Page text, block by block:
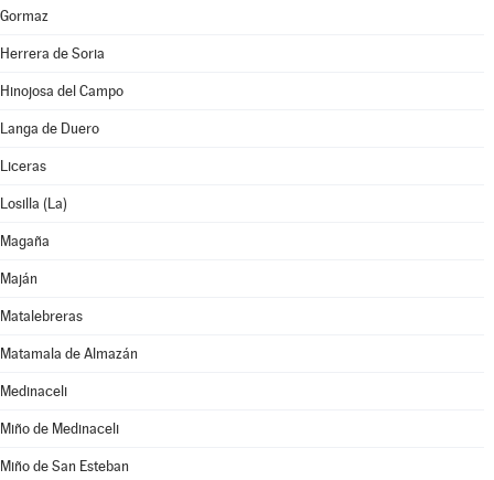
Gormaz
Herrera de Soria
Hinojosa del Campo
Langa de Duero
Liceras
Losilla (La)
Magaña
Maján
Matalebreras
Matamala de Almazán
Medinaceli
Miño de Medinaceli
Miño de San Esteban